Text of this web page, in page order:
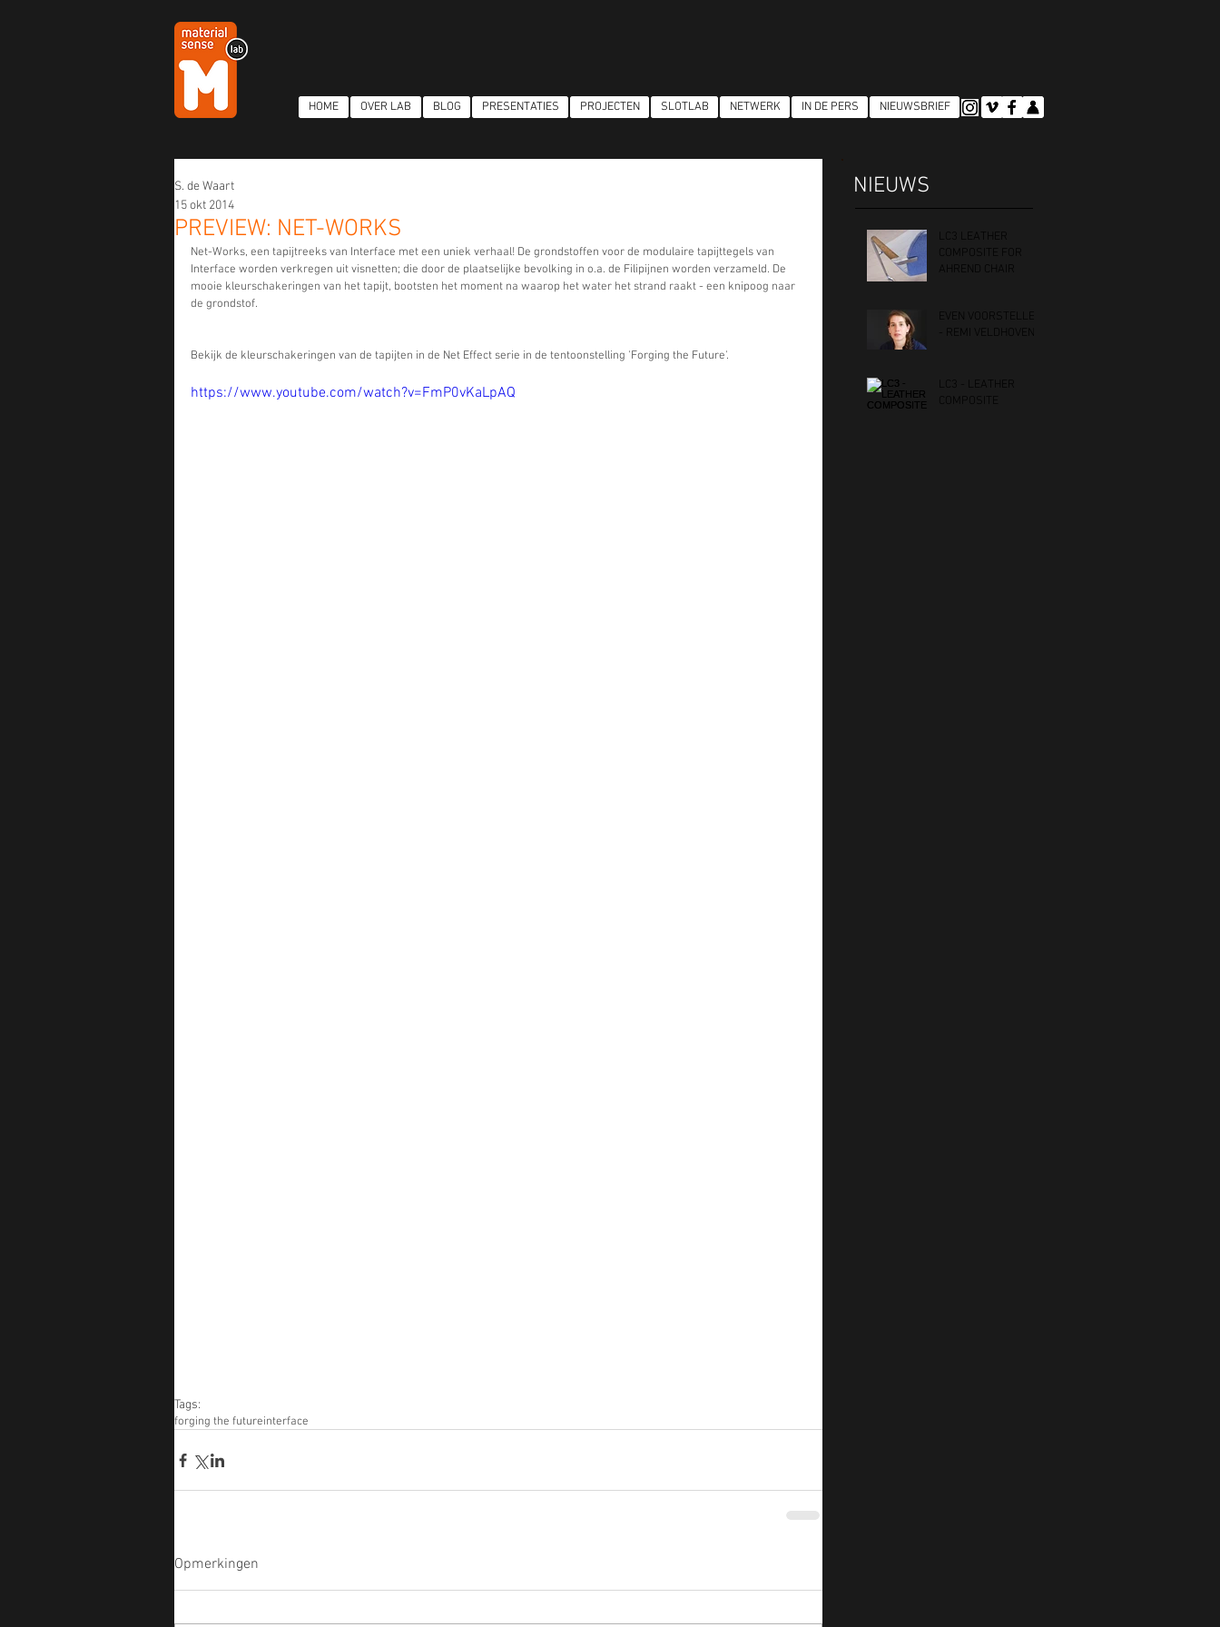
HOME OVER LAB BLOG PRESENTATIES PROJECTEN SLOTLAB NETWERK IN DE PERS NIEUWSBRIEF
PREVIEW: NET-WORKS
S. de Waart
15 okt 2014
Net-Works, een tapijtreeks van Interface met een uniek verhaal! De grondstoffen voor de modulaire tapijttegels van
Interface worden verkregen uit visnetten; die door de plaatselijke bevolking in o.a. de Filipijnen worden verzameld. De
mooie kleurschakeringen van het tapijt, bootsten het moment na waarop het water het strand raakt - een knipoog naar
de grondstof.
Bekijk de kleurschakeringen van de tapijten in de Net Effect serie in de tentoonstelling 'Forging the Future'.
https://www.youtube.com/watch?v=FmP0vKaLpAQ
Tags:
forging the futureinterface
Opmerkingen
NIEUWS